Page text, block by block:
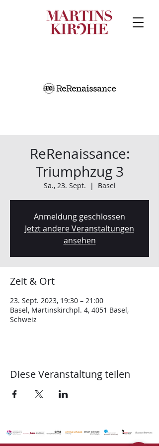
ReRenaissance:
Triumphzug 3
Sa., 23. Sept.
  |
Basel
Anmeldung geschlossen
Jetzt andere Veranstaltungen
ansehen
Zeit & Ort
23. Sept. 2023, 19:30 – 21:00
Basel, Martinskirchpl. 4, 4051 Basel,
Schweiz
Diese Veranstaltung teilen